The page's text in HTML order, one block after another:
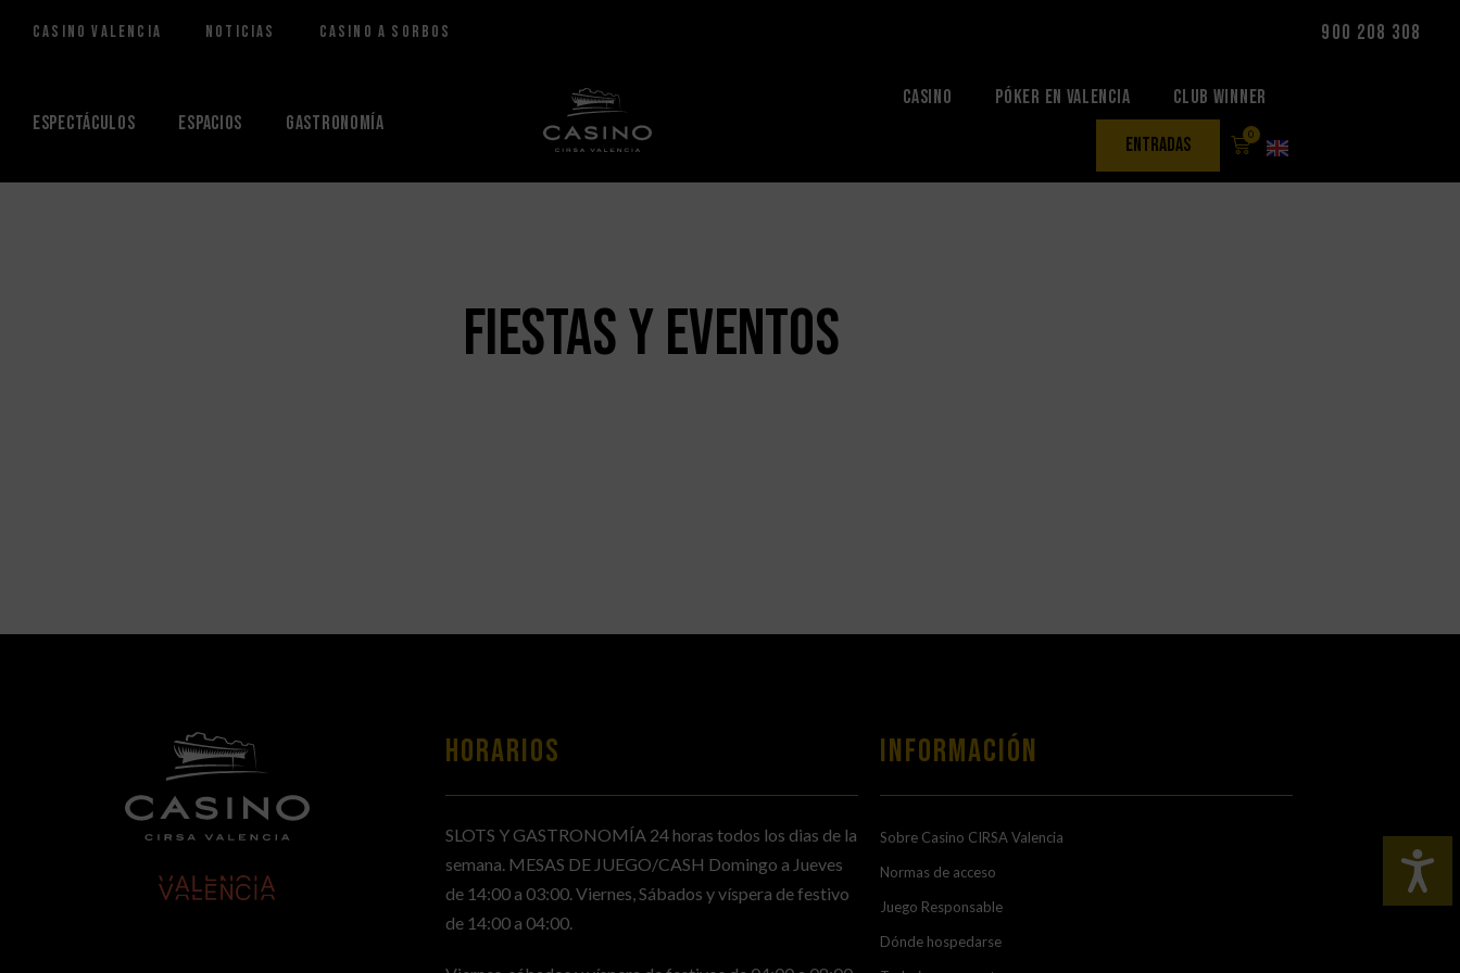
contenido
Casino Valencia Noticias Casino a Sorbos 900 208 308
Espectáculos Espacios Gastronomía
CASINO Póker en Valencia Club Winner
entradas 0
Fiestas y Eventos
HORARIOS
SLOTS Y GASTRONOMÍA 24 horas todos los dias de la
semana. MESAS DE JUEGO/CASH Domingo a Jueves
de 14:00 a 03:00. Viernes, Sábados y víspera de festivo
de 14:00 a 04:00.
Información
Sobre Casino CIRSA Valencia
Normas de acceso
Juego Responsable
Dónde hospedarse